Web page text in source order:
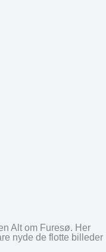
Alt om Furesø. Her
nyde de flotte billeder